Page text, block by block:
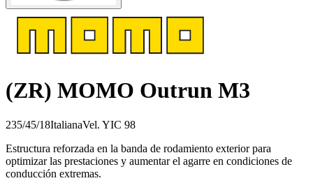
(ZR) MOMO Outrun M3
235/45/18ItalianaVel. YIC 98
Estructura reforzada en la banda de rodamiento exterior para
optimizar las prestaciones y aumentar el agarre en condiciones de
conducción extremas.